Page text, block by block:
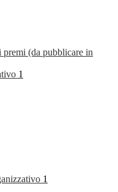
(da pubblicare in
1
1